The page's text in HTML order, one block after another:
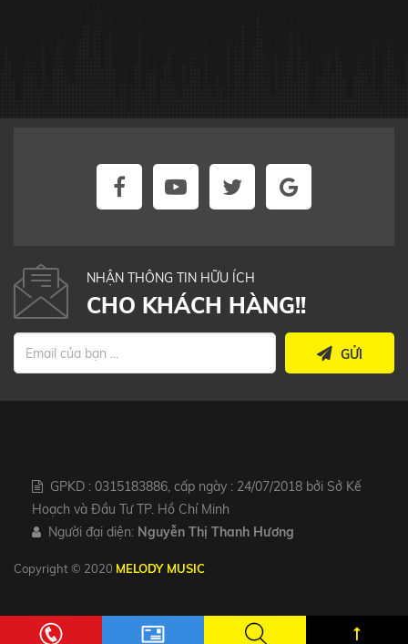
NHẬN THÔNG TIN HỮU ÍCH
CHO KHÁCH HÀNG!!
GỬI
GPKD : 0315183886, cấp ngày : 24/07/2018 bởi Sở Kế
Hoạch và Đầu Tư TP. Hồ Chí Minh
Người đại diện: Nguyễn Thị Thanh Hương
Copyright © 2020 MELODY MUSIC